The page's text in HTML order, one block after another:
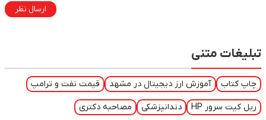
ارسال نظر
تبلیغات متنی
چاپ کتاب آموزش ارز دیجیتال در مشهد قیمت نفت و ترامپ
ریل کیت سرور HP دندانپزشکی مصاحبه دکتری